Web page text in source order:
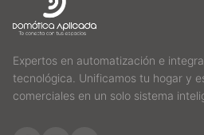
Expertos en automatización e
tecnológica. Unificamos tu hogar y
comerciales en un solo sistema